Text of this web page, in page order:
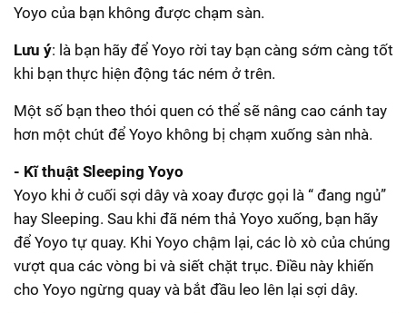
Yoyo của bạn không được chạm sàn.
Lưu ý: là bạn hãy để Yoyo rời tay bạn càng sớm càng tốt
khi bạn thực hiện động tác ném ở trên.
Một số bạn theo thói quen có thể sẽ nâng cao cánh tay
hơn một chút để Yoyo không bị chạm xuống sàn nhà.
- Kĩ thuật Sleeping Yoyo
Yoyo khi ở cuối sợi dây và xoay được gọi là “ đang ngủ”
hay Sleeping. Sau khi đã ném thả Yoyo xuống, bạn hãy
để Yoyo tự quay. Khi Yoyo chậm lại, các lò xò của chúng
vượt qua các vòng bi và siết chặt trục. Điều này khiến
cho Yoyo ngừng quay và bắt đầu leo lên lại sợi dây.